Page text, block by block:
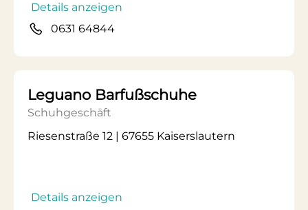
Details anzeigen
0631 64844
Leguano Barfußschuhe
Schuhgeschäft
Riesenstraße 12 | 67655 Kaiserslautern
Details anzeigen